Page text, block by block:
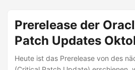
Prerelease der
Patch Updates
Heute ist das Prerelease von des